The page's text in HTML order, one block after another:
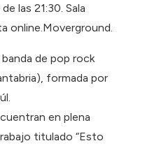
las 21:30. Sala
online.Moverground.
de pop rock
formada por
en plena
titulado “Esto